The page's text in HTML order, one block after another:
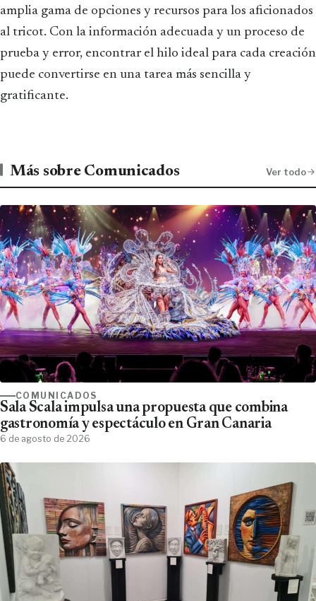
amplia gama de opciones y recursos para los aficionados
al tricot. Con la información adecuada y un proceso de
prueba y error, encontrar el hilo ideal para cada creación
puede convertirse en una tarea más sencilla y
gratificante.
Más sobre Comunicados Ver todo
COMUNICADOS
Sala Scala impulsa una propuesta que combina
gastronomía y espectáculo en Gran Canaria
6 de agosto de 2026